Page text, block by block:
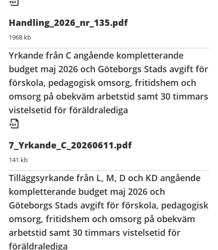
Handling_2026_nr_135.pdf
1968 kb
Yrkande från C angående kompletterande
budget maj 2026 och Göteborgs Stads avgift för
förskola, pedagogisk omsorg, fritidshem och
omsorg på obekväm arbetstid samt 30 timmars
vistelsetid för föräldralediga
7_Yrkande_C_20260611.pdf
141 kb
Tilläggsyrkande från L, M, D och KD angående
kompletterande budget maj 2026 och
Göteborgs Stads avgift för förskola, pedagogisk
omsorg, fritidshem och omsorg på obekväm
arbetstid samt 30 timmars vistelsetid för
föräldralediga